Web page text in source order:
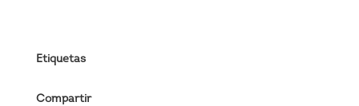
Etiquetas
Compartir